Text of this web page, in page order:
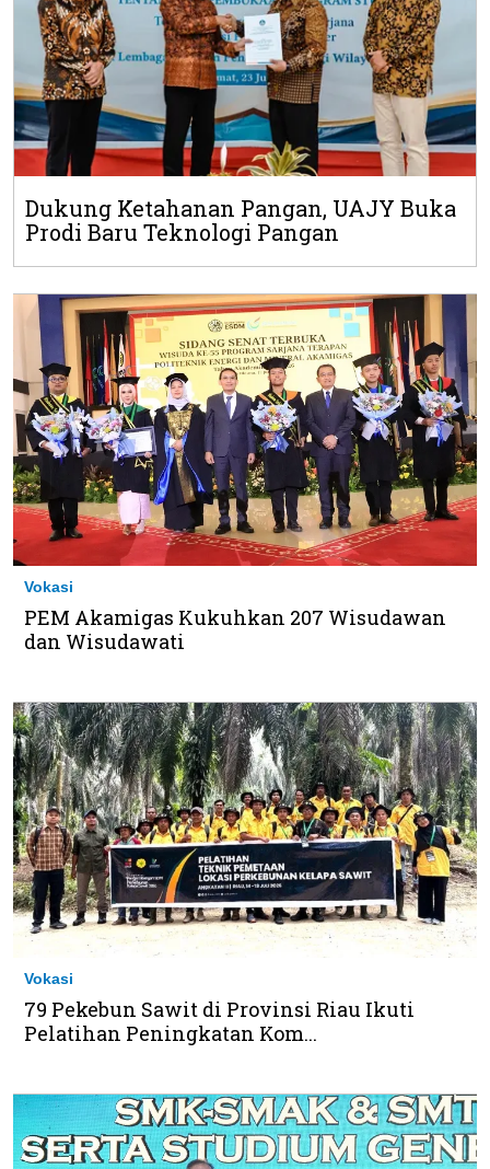
Dukung Ketahanan Pangan, UAJY Buka
Prodi Baru Teknologi Pangan
Vokasi
PEM Akamigas Kukuhkan 207 Wisudawan
dan Wisudawati
Vokasi
79 Pekebun Sawit di Provinsi Riau Ikuti
Pelatihan Peningkatan Kom...